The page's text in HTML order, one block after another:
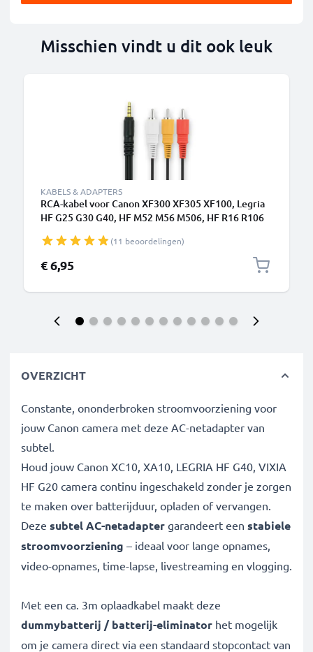
Misschien vindt u dit ook leuk
KABELS & ADAPTERS
RCA-kabel voor Canon XF300 XF305 XF100, Legria
HF G25 G30 G40, HF M52 M56 M506, HF R16 R106
FS100 FS200, MV890, TV, DVD, Blu-Ray, Camera,
Console – AV-kabel, RCA-connector, Audio-Video
Composiet
(11 beoordelingen)
€ 6,95
OVERZICHT
Constante, ononderbroken stroomvoorziening voor
jouw Canon camera met deze AC-netadapter van
subtel.
Houd jouw Canon XC10, XA10, LEGRIA HF G40, VIXIA
HF G20 camera continu ingeschakeld zonder je zorgen
te maken over batterijduur, opladen of vervangen.
Deze subtel AC-netadapter garandeert een stabiele
stroomvoorziening – ideaal voor lange opnames,
video-opnames, time-lapse, livestreaming en vlogging.
Met een ca. 3m oplaadkabel maakt deze
dummybatterij / batterij-eliminator het mogelijk
om je camera direct via een standaard stopcontact van